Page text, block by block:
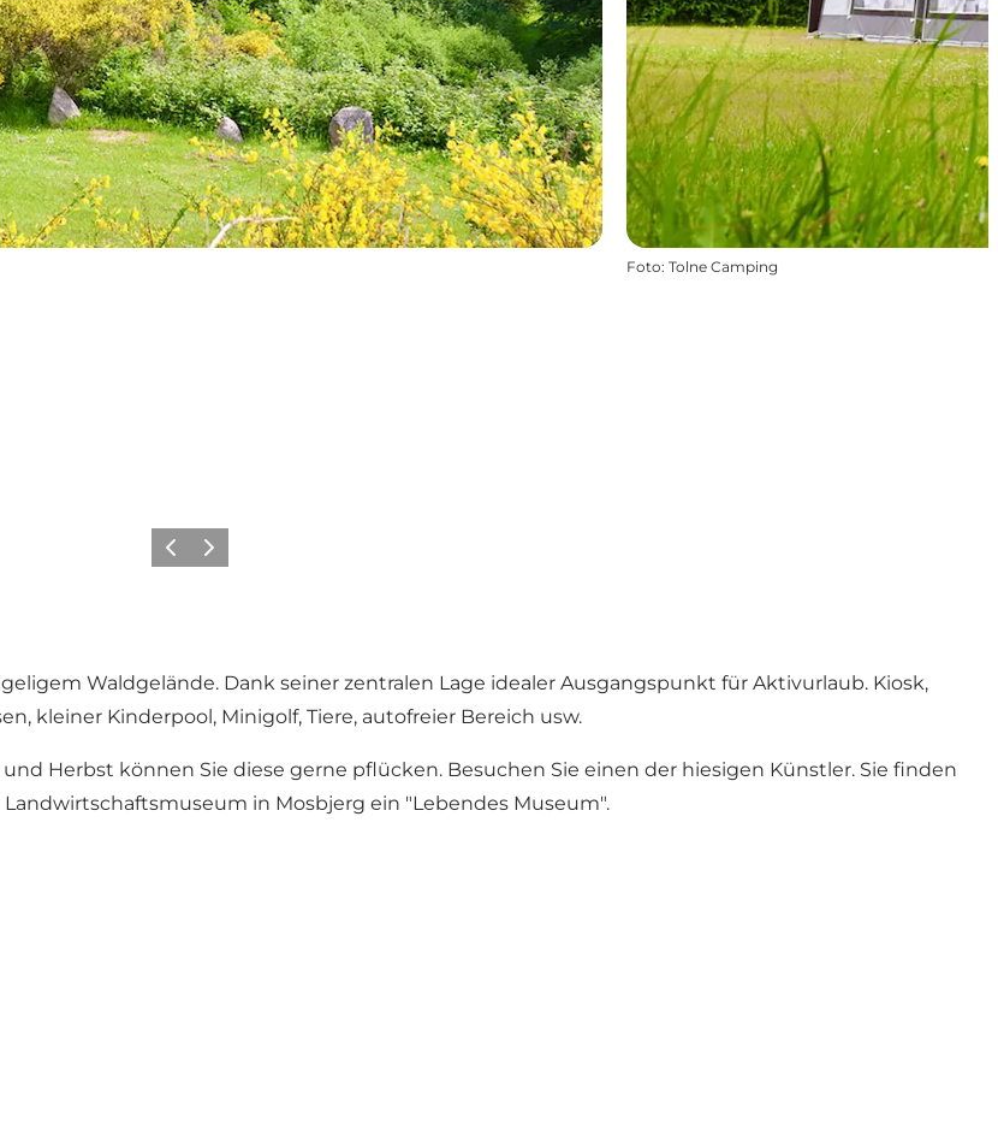
Foto: Tolne Camping
ZurückWeiter
Waldgelände. Dank seiner zentralen Lage idealer Ausgangspunkt für Aktivurlaub. Kiosk,
kleiner Kinderpool, Minigolf, Tiere, autofreier Bereich usw.
Herbst können Sie diese gerne pflücken. Besuchen Sie einen der hiesigen Künstler. Sie finden
in Mosbjerg ein "Lebendes Museum".